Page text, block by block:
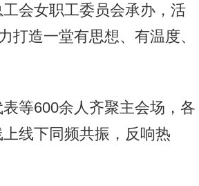
会女职工委员会承办，活
打造一堂有思想、有温度、
等600余人齐聚主会场，各
线下同频共振，反响热